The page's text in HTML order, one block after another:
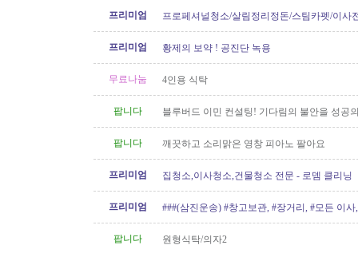
프리미엄
프로페셔널청소/살림정리정돈/스팀카펫/이사
프리미엄
황제의 보약 ! 공진단 녹용
무료나눔 4인용 식탁
팝니다 블루버드 이민 컨설팅! 기다림의 불안을 성공
팝니다 깨끗하고 소리맑은 영창 피아노 팔아요
프리미엄 집청소,이사청소,건물청소 전문 - 로뎀 클리닝
프리미엄 ###(삼진운송) #창고보관, #장거리, #모든 이사
팝니다 원형식탁/의자2